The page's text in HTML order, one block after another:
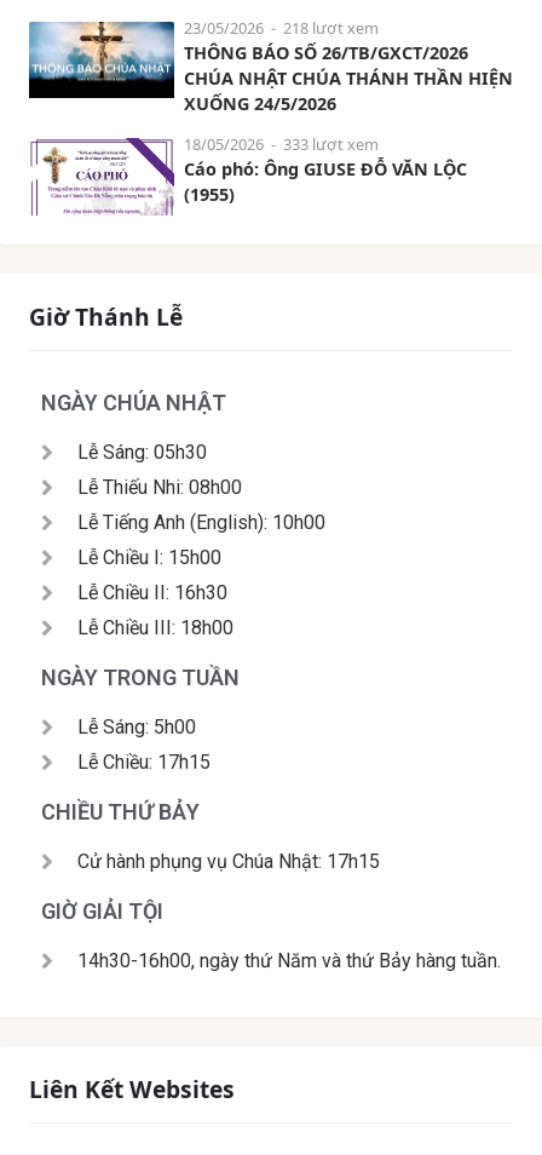
23/05/2026 - 218 lượt xem
THÔNG BÁO SỐ 26/TB/GXCT/2026
CHÚA NHẬT CHÚA THÁNH THẦN HIỆN
XUỐNG 24/5/2026
18/05/2026 - 333 lượt xem
Cáo phó: Ông GIUSE ĐỖ VĂN LỘC
(1955)
Giờ Thánh Lễ
NGÀY CHÚA NHẬT
Lễ Sáng: 05h30
Lễ Thiếu Nhi: 08h00
Lễ Tiếng Anh (English): 10h00
Lễ Chiều I: 15h00
Lễ Chiều II: 16h30
Lễ Chiều III: 18h00
NGÀY TRONG TUẦN
Lễ Sáng: 5h00
Lễ Chiều: 17h15
CHIỀU THỨ BẢY
Cử hành phụng vụ Chúa Nhật: 17h15
GIỜ GIẢI TỘI
14h30-16h00, ngày thứ Năm và thứ Bảy hàng tuần.
Liên Kết Websites